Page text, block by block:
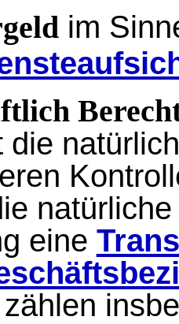
im
die
eine